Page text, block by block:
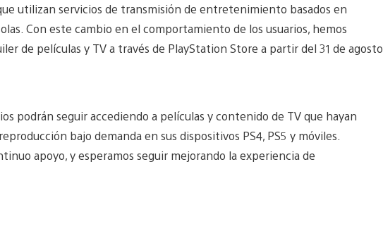
utilizan servicios de transmisión de entretenimiento basados en
Con este cambio en el comportamiento de los usuarios, hemos
de películas y TV a través de PlayStation Store a partir del 31 de agosto
podrán seguir accediendo a películas y contenido de TV que hayan
bajo demanda en sus dispositivos PS4, PS5 y móviles.
apoyo, y esperamos seguir mejorando la experiencia de